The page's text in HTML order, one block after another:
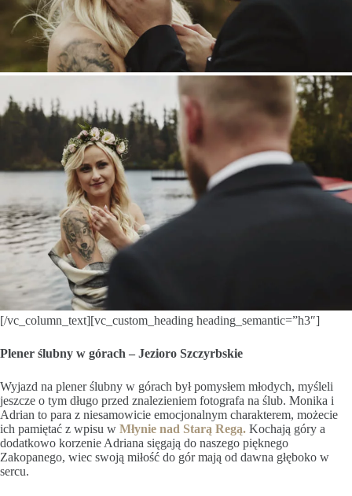
[/vc_column_text][vc_custom_heading heading_semantic=”h3″]
Plener ślubny w górach – Jezioro Szczyrbskie
Wyjazd na plener ślubny w górach był pomysłem młodych, myśleli
jeszcze o tym długo przed znalezieniem fotografa na ślub. Monika i
Adrian to para z niesamowicie emocjonalnym charakterem, możecie
ich pamiętać z wpisu w Młynie nad Starą Regą. Kochają góry a
dodatkowo korzenie Adriana sięgają do naszego pięknego
Zakopanego, wiec swoją miłość do gór mają od dawna głęboko w
sercu.